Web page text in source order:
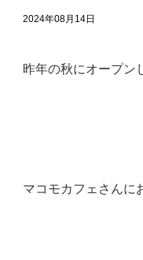
2024年08月14日
昨年の秋にオープン
マコモカフェさんに